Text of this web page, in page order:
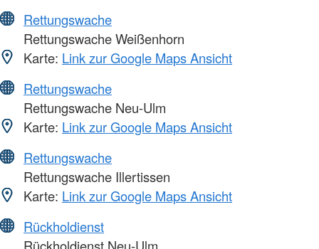
Rettungswache
Rettungswache Weißenhorn
Karte: Link zur Google Maps Ansicht
Rettungswache
Rettungswache Neu-Ulm
Karte: Link zur Google Maps Ansicht
Rettungswache
Rettungswache Illertissen
Karte: Link zur Google Maps Ansicht
Rückholdienst